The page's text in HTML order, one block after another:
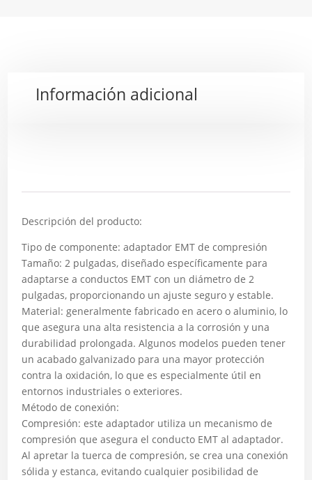
Información adicional
Descripción del producto:
Tipo de componente: adaptador EMT de compresión
Tamaño: 2 pulgadas, diseñado específicamente para
adaptarse a conductos EMT con un diámetro de 2
pulgadas, proporcionando un ajuste seguro y estable.
Material: generalmente fabricado en acero o aluminio, lo
que asegura una alta resistencia a la corrosión y una
durabilidad prolongada. Algunos modelos pueden tener
un acabado galvanizado para una mayor protección
contra la oxidación, lo que es especialmente útil en
entornos industriales o exteriores.
Método de conexión:
Compresión: este adaptador utiliza un mecanismo de
compresión que asegura el conducto EMT al adaptador.
Al apretar la tuerca de compresión, se crea una conexión
sólida y estanca, evitando cualquier posibilidad de